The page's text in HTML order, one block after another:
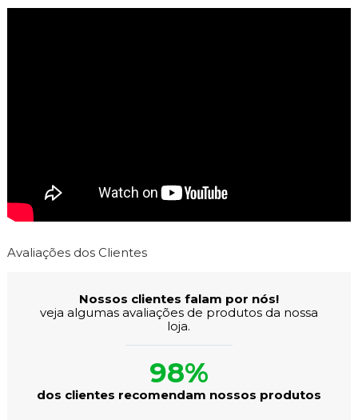
Avaliações dos Clientes
Nossos clientes falam por nós!
veja algumas avaliações de produtos da nossa
loja.
98%
dos clientes recomendam nossos produtos